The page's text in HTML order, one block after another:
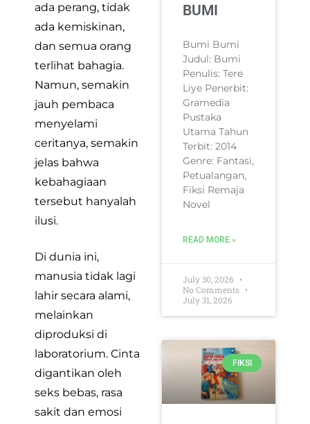
ada perang, tidak
ada kemiskinan,
dan semua orang
terlihat bahagia.
Namun, semakin
jauh pembaca
menyelami
ceritanya, semakin
jelas bahwa
kebahagiaan
tersebut hanyalah
ilusi.
Di dunia ini,
manusia tidak lagi
lahir secara alami,
melainkan
diproduksi di
laboratorium. Cinta
digantikan oleh
seks bebas, rasa
sakit dan emosi
BUMI
Bumi Bumi
Judul: Bumi
Penulis: Tere
Liye Penerbit:
Gramedia
Pustaka
Utama Tahun
Terbit: 2014
Genre: Fantasi,
Petualangan,
Fiksi Remaja
Novel
READ MORE »
July 30, 2026
No Comments
July 31, 2026
FIKSI